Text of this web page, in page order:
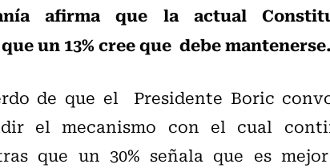
afirma que la actual
un 13% cree que debe mantenerse.
de que el Presidente Boric
el mecanismo con el cual
que un 30% señala que es